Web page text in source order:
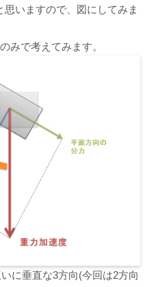
いますので、図にしてみま
みで考えてみます。
に垂直な3方向(今回は2方向